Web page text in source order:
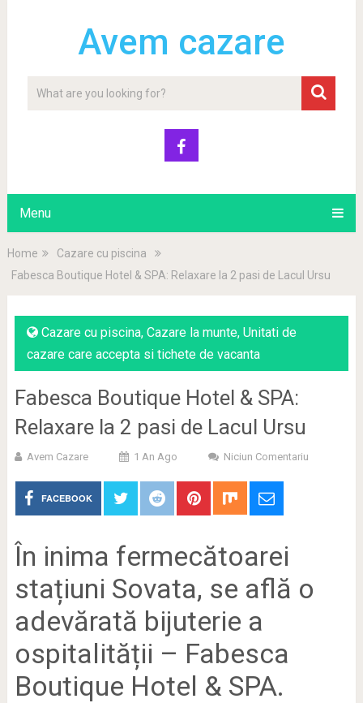
Avem cazare
Menu
Home
Cazare cu piscina
Fabesca Boutique Hotel & SPA: Relaxare la 2 pasi de Lacul Ursu
Cazare cu piscina, Cazare la munte, Unitati de
cazare care accepta si tichete de vacanta
Fabesca Boutique Hotel & SPA:
Relaxare la 2 pasi de Lacul Ursu
Avem Cazare 1 An Ago Niciun Comentariu
FACEBOOK
În inima fermecătoarei
stațiuni Sovata, se află o
adevărată bijuterie a
ospitalității – Fabesca
Boutique Hotel & SPA.